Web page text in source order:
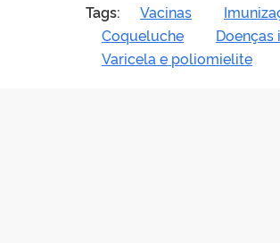
Tags: Vacinas
Coqueluche
Doenças
Varicela e poliomielite